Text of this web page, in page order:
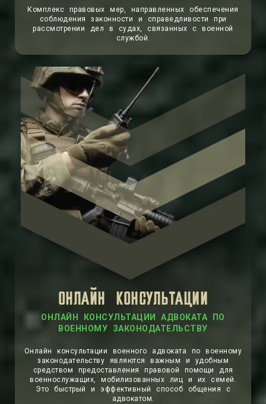
Комплекс правовых мер, направленных обеспечения
соблюдения законности и справедливости при
рассмотрении дел в судах, связанных с военной
службой.
ОНЛАЙН КОНСУЛЬТАЦИИ
Онлайн консультации военного адвоката по военному
законодательству являются важным и удобным
средством предоставления правовой помощи для
военнослужащих, мобилизованных лиц и их семей.
Это быстрый и эффективный способ общения с
адвокатом.